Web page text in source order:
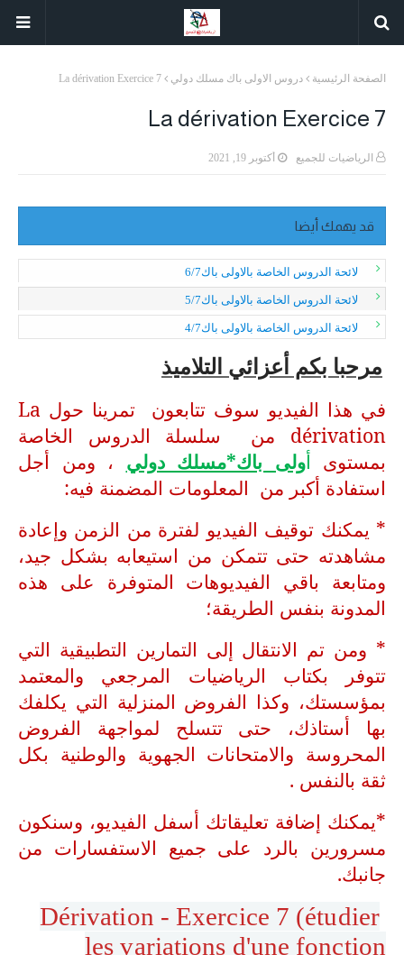
الصفحة الرئيسية دروس الاولى باك مسلك دولي La dérivation Exercice 7
La dérivation Exercice 7
الرياضيات للجميع أكتوبر 19, 2021
قد يهمك أيضا
لائحة الدروس الخاصة بالاولى باك6/7
لائحة الدروس الخاصة بالاولى باك5/7
لائحة الدروس الخاصة بالاولى باك4/7
مرحبا بكم أعزائي التلاميذ
في هذا الفيديو سوف تتابعون تمرينا حول La
dérivation من سلسلة الدروس الخاصة
بمستوى أولى باك*مسلك دولي ، ومن أجل
استفادة أكبر من المعلومات المضمنة فيه:
* يمكنك توقيف الفيديو لفترة من الزمن وإعادة
مشاهدته حتى تتمكن من استيعابه بشكل جيد،
ومتابعة باقي الفيديوهات المتوفرة على هذه
المدونة بنفس الطريقة؛
* ومن تم الانتقال إلى التمارين التطبيقية التي
تتوفر بكتاب الرياضيات المرجعي والمعتمد
بمؤسستك، وكذا الفروض المنزلية التي يكلفك
بها أستاذك، حتى تتسلح لمواجهة الفروض
المحروسة والامتحانات الجهوية والوطنية بكل
ثقة بالنفس .
*يمكنك إضافة تعليقاتك أسفل الفيديو، وسنكون
مسرورين بالرد على جميع الاستفسارات من
جانبك.
Dérivation - Exercice 7 (étudier
les variations d'une fonction